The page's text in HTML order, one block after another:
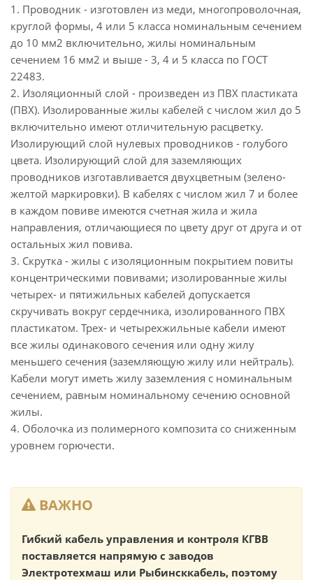
1. Проводник - изготовлен из меди, многопроволочная,
круглой формы, 4 или 5 класса номинальным сечением
до 10 мм2 включительно, жилы номинальным
сечением 16 мм2 и выше - 3, 4 и 5 класса по ГОСТ
22483.
2. Изоляционный слой - произведен из ПВХ пластиката
(ПВХ). Изолированные жилы кабелей с числом жил до 5
включительно имеют отличительную расцветку.
Изолирующий слой нулевых проводников - голубого
цвета. Изолирующий слой для заземляющих
проводников изготавливается двухцветным (зелено-
желтой маркировки). В кабелях с числом жил 7 и более
в каждом повиве имеются счетная жила и жила
направления, отличающиеся по цвету друг от друга и от
остальных жил повива.
3. Скрутка - жилы с изоляционным покрытием повиты
концентрическими повивами; изолированные жилы
четырех- и пятижильных кабелей допускается
скручивать вокруг сердечника, изолированного ПВХ
пластикатом. Трех- и четырехжильные кабели имеют
все жилы одинакового сечения или одну жилу
меньшего сечения (заземляющую жилу или нейтраль).
Кабели могут иметь жилу заземления с номинальным
сечением, равным номинальному сечению основной
жилы.
4. Оболочка из полимерного композита со сниженным
уровнем горючести.
ВАЖНО
Гибкий кабель управления и контроля КГВВ
поставляется напрямую с заводов
Электротехмаш или Рыбинсккабель, поэтому